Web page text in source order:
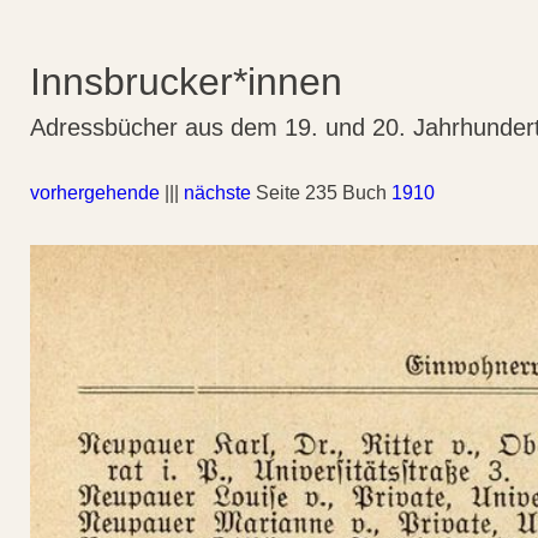
Innsbrucker*innen
Adressbücher aus dem 19. und 20.
vorhergehende nächste Seite 235 Buch 1910